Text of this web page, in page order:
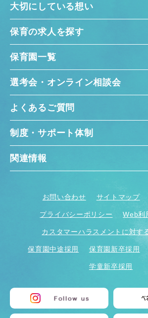
大切にしている想い
保育の求人を探す
保育園一覧
選考会・オンライン相談会
よくあるご質問
制度・サポート体制
関連情報
お問い合わせ サイトマップ
プライバシーポリシー Web利
カスタマーハラスメントに対す
保育園中途採用 保育園新卒採用
学童新卒採用